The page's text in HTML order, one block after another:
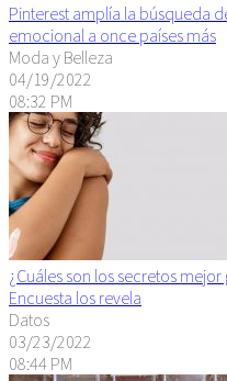
Pinterest amplía la búsqueda
emocional a once países más
Moda y Belleza
04/19/2022
08:32 PM
¿Cuáles son los secretos
Encuesta los revela
Datos
03/23/2022
08:44 PM